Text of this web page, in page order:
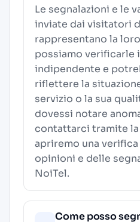
Le segnalazioni e le
inviate dai visitatori
rappresentano la
possiamo verificarle
indipendente e
riflettere la
servizio o la sua
dovessi notare
contattarci tramite
apriremo una
opinioni e delle
NoiTel.
Come posso